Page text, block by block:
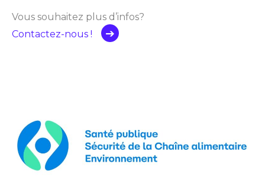
Vous souhaitez plus d’infos?
Contactez-nous !